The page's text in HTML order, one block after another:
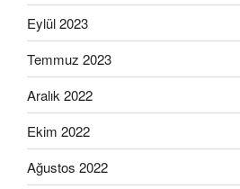
Eylül 2023
Temmuz 2023
Aralık 2022
Ekim 2022
Ağustos 2022